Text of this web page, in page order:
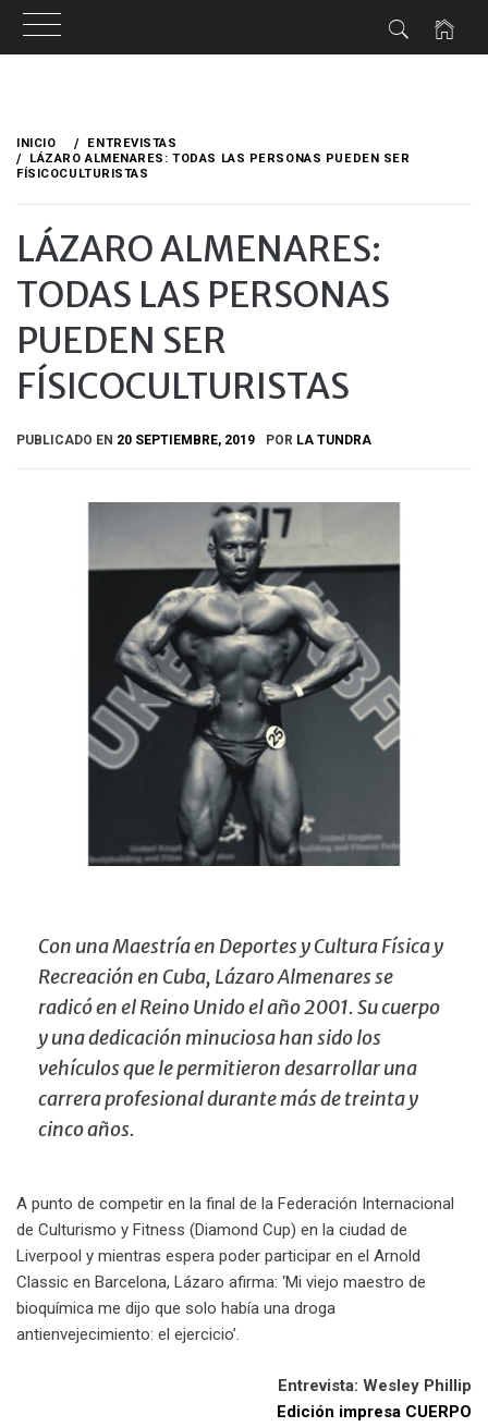
contenido
INICIO
ENTREVISTAS
LÁZARO ALMENARES: TODAS LAS PERSONAS PUEDEN SER
FÍSICOCULTURISTAS
LÁZARO ALMENARES:
TODAS LAS PERSONAS
PUEDEN SER
FÍSICOCULTURISTAS
PUBLICADO EN 20 SEPTIEMBRE, 2019 POR LA TUNDRA
Con una Maestría en Deportes y Cultura Física y
Recreación en Cuba, Lázaro Almenares se
radicó en el Reino Unido el año 2001. Su cuerpo
y una dedicación minuciosa han sido los
vehículos que le permitieron desarrollar una
carrera profesional durante más de treinta y
cinco años.
A punto de competir en la final de la Federación Internacional
de Culturismo y Fitness (Diamond Cup) en la ciudad de
Liverpool y mientras espera poder participar en el Arnold
Classic en Barcelona, Lázaro afirma: ‘Mi viejo maestro de
bioquímica me dijo que solo había una droga
antienvejecimiento: el ejercicio’.
Entrevista: Wesley Phillip
Edición impresa CUERPO